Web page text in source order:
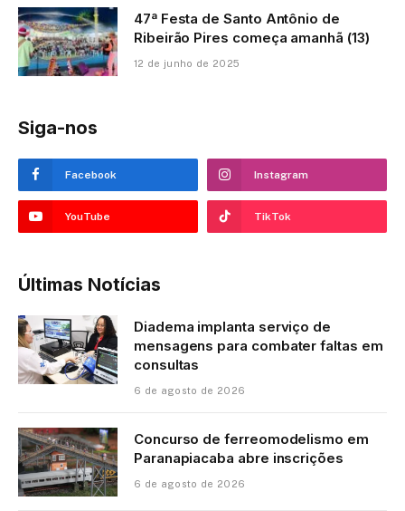
47ª Festa de Santo Antônio de
Ribeirão Pires começa amanhã (13)
12 de junho de 2025
Siga-nos
Facebook Instagram
YouTube TikTok
Últimas Notícias
Diadema implanta serviço de
mensagens para combater faltas em
consultas
6 de agosto de 2026
Concurso de ferreomodelismo em
Paranapiacaba abre inscrições
6 de agosto de 2026